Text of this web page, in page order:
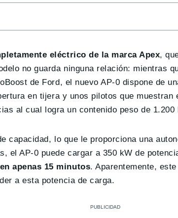
eléctrico de la marca Apex,
no guarda ninguna relación: mientras
de Ford, el nuevo AP-0 dispone de
en tijera y unos pilotos que muestran
al cual logra un contenido peso de 1.200
capacidad, lo que le proporciona una
el AP-0 puede cargar a 350 kW de
apenas 15 minutos. Aparentemente,
a esta potencia de carga.